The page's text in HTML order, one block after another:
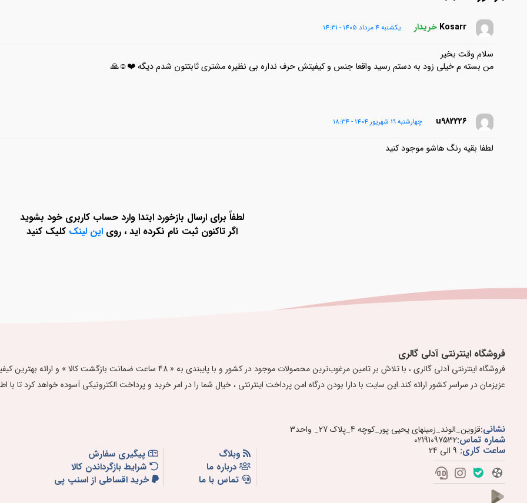
Kosarr خریدار یکشنبه 4 مرداد 1405 - 14:31
سلام وقت بخیر
من بسته م خیلی زود به دستم رسید واقعا جنس و کیفیتش حرف نداره بی نظیره مشتری ثابتتون شدم دیگه ❤️☺️🙏
u982226 چهارشنبه 19 شهریور 1404 - 18:34
لطفا بقیه رنگ هاشو موجود کنید
لطفاً برای ارسال بازخورد ابتدا وارد حساب کاربری خود بشوید
اگر تاکنون ثبت نام نکرده اید ، رویاین لینک کلیک کنید
فروشگاه اینترنتی آدلی گالری
فروشگاه اینترنتی آدلی گالری ، با تلاش بر تامین مرغوب‌ترین محصولات موجود در کشور و
عزیزمان در سراسر کشور ارائه کند. ​​​​​​​ ​این سایت با دارا بودن درگاه امن پرداخت اینترنتی ، خیال شما را در امر خرید و پرداخت الکترونیکی آسوده خواهد کرد تا با
نشانی:قزوین_الوند_زمینهای یحیی پور_کوچه 4_پلاک 27_ واحد3
شماره تماس:02191097532
ساعت کاری: 9 الی 24 وبلاگ
پیگیری سفارش
درباره ما
شرایط بازگرداندن کالا
تماس با ما
خرید اقساطی از اسنپ پی